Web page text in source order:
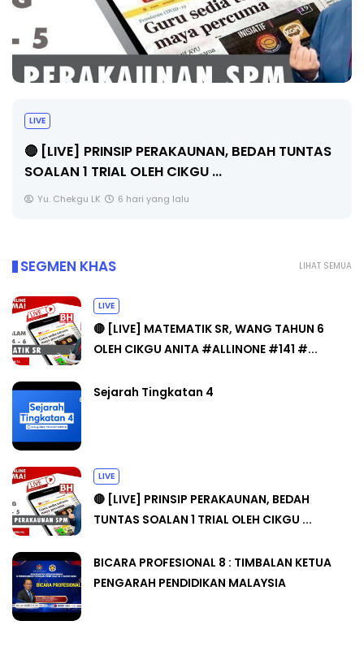
BICARA PROFESIONAL 8 : TIMBALAN KETUA
PENGARAH PENDIDIKAN MALAYSIA
Unknown 8 hari yang lalu
LIHAT SEMUA
SEGMEN KHAS
LIVE
🔴 [LIVE] MATEMATIK SR, WANG TAHUN 6
OLEH CIKGU ANITA #ALLINONE #141 #...
Sejarah Tingkatan 4
LIVE
🔴 [LIVE] PRINSIP PERAKAUNAN, BEDAH
TUNTAS SOALAN 1 TRIAL OLEH CIKGU ...
BICARA PROFESIONAL 8 : TIMBALAN KETUA
PENGARAH PENDIDIKAN MALAYSIA